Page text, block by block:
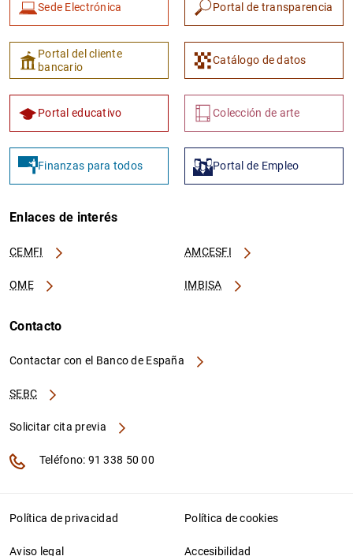
1 2
Sede Electrónica Portal de transparencia
Portal del cliente
bancario
Catálogo de datos
Portal educativo Colección de arte
Finanzas para todos Portal de Empleo
Enlaces de interés
CEMFI AMCESFI
OME IMBISA
Contacto
Contactar con el Banco de España
SEBC
Solicitar cita previa
Teléfono: 91 338 50 00
Política de privacidad Política de cookies
Aviso legal Accesibilidad